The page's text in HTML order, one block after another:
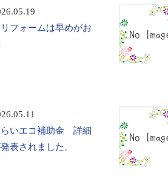
フォームは早めがお
いエコ補助金 詳細
表されました。